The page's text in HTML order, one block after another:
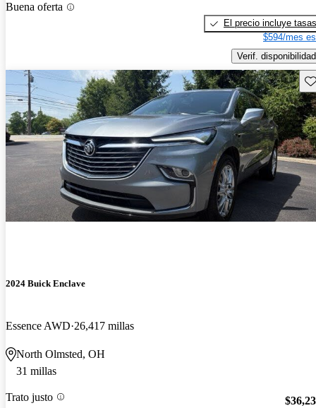
Buena oferta
El precio incluye tasas
$594/mes
Verif. disponibilidad
2024 Buick Enclave
Essence AWD 26,417 millas
North Olmsted, OH
31 millas
Trato justo